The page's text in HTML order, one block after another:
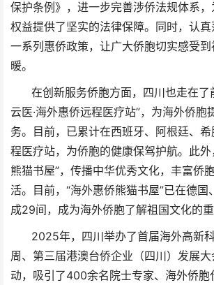
保护条例》，进一步完善涉侨法规体系
权益提供了坚实的法律保障。同时，认
一系列惠侨政策，让广大侨胞切实感受
暖。
在创新服务侨胞方面，四川也走在了
云医·海外惠侨远程医疗站”，为海外侨胞
务。目前，已累计在西班牙、阿根廷、
程医疗站，为侨胞的健康保驾护航。此外
熊猫书屋”，传播中华优秀文化，丰富侨
活。目前，“海外惠侨熊猫书屋”已在德国
成29间，成为海外侨胞了解祖国文化的重
2025年，四川举办了首届海外高新
周、第三届港澳台侨企业（四川）发展
动，吸引了400余名院士专家、海外侨胞